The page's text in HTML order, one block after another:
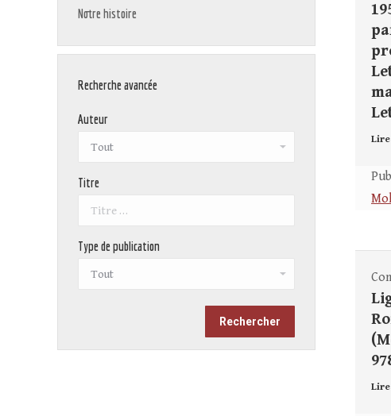
Notre histoire
Recherche avancée
Auteur
Titre
Type de publication